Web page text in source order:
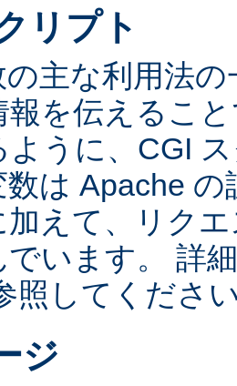
リプト
主な利用法
報を伝えるこ
ように、CGI
数は Apache
加えて、リク
でいます。 詳
照してくださ
ジ